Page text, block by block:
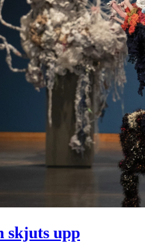
skjuts upp